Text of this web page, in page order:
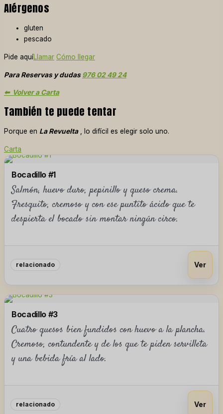
Alérgenos
gluten
pescado
Pide aquíLlamar Cómo llegar
Para Reservas y dudas976 02 49 24
⬅ Volver a Carta
También te puede tentar
Porque en La Revuelta, lo difícil es elegir solo uno.
Carta
Bocadillo #1
Salmón, huevo duro, pepinillo y queso crema.
Fresquito, cremoso y con ese puntito ácido que te
despierta el bocado sin montar ningún circo.
relacionado Ver
Bocadillo #3
Cuatro quesos bien fundidos con huevo a la plancha.
Cremoso, contundente y de los que te piden servilleta
y una bebida fría al lado.
relacionado Ver